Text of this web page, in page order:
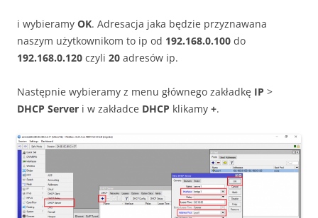
i wybieramy OK. Adresacja jaka będzie przyznawana
naszym użytkownikom to ip od 192.168.0.100 do
192.168.0.120 czyli 20 adresów ip.
Następnie wybieramy z menu głównego zakładkę IP >
DHCP Server i w zakładce DHCP klikamy +.